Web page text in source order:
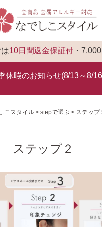
10日間返金保証付 ・
休暇のお知らせ(8/13～8/
は
こスタイル stepで選ぶ ステップ
ステップ２